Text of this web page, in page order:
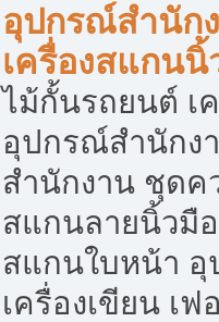
อุปกรณ์สำนัก
เครื่องสแกนนิ้
ไม้กั้นรถยนต์ เ
อุปกรณ์สำนักง
สำนักงาน ชุดค
สแกนลายนิ้วมื
สแกนใบหน้า
เครื่องเขียน เ